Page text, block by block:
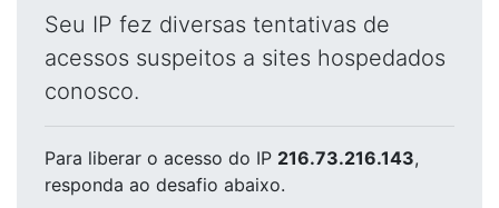
Seu IP fez diversas tentativas de
acessos suspeitos a sites hospedados
conosco.
Para liberar o acesso do IP 216.73.216.143,
responda ao desafio abaixo.